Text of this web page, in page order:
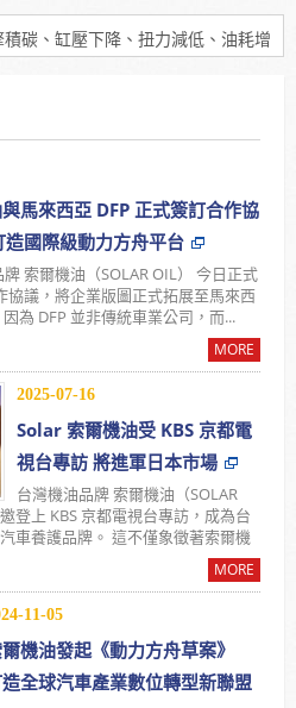
碳、缸壓下降、扭力減低、油耗增
KBS京都電視台邀請採訪，廣受日
索爾機油」可有效解決車輛經年
碳、缸壓下降、扭力減低、油耗增
加等現象
受KBS京都電視台邀請採訪，廣受日
馬來西亞 DFP 正式簽訂合作協
國際級動力方舟平台
索爾機油（SOLAR OIL） 今日正式
協議，將企業版圖正式拓展至馬來西
為 DFP 並非傳統車業公司，而...
MORE
2025-07-16
Solar 索爾機油受 KBS 京都電
視台專訪 將進軍日本市場
台灣機油品牌 索爾機油（SOLAR
登上 KBS 京都電視台專訪，成為台
車養護品牌。 這不僅象徵著索爾機
MORE
11-05
機油發起《動力方舟草案》
全球汽車產業數位轉型新聯盟